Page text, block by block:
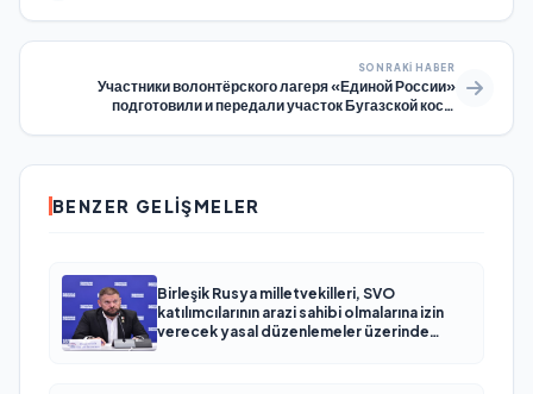
SONRAKI HABER
Участники волонтёрского лагеря «Единой России»
подготовили и передали участок Бугазской косы
BENZER GELIŞMELER
Birleşik Rusya milletvekilleri, SVO
katılımcılarının arazi sahibi olmalarına izin
verecek yasal düzenlemeler üzerinde